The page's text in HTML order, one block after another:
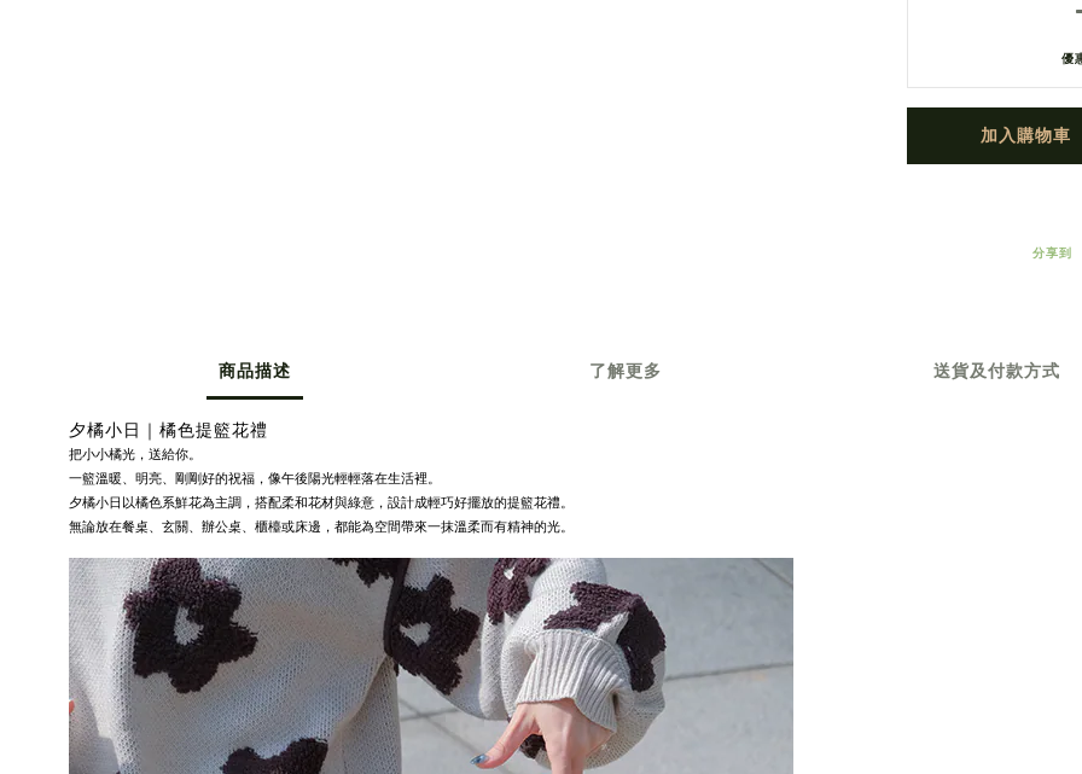
優
加入購物車
分享到
商品描述 了解更多 送貨及付款方式
夕橘小日｜橘色提籃花禮
把小小橘光，送給你。
一籃溫暖、明亮、剛剛好的祝福，像午後陽光輕輕落在生活裡。
夕橘小日以橘色系鮮花為主調，搭配柔和花材與綠意，設計成輕巧好擺放的提籃花禮。
無論放在餐桌、玄關、辦公桌、櫃檯或床邊，都能為空間帶來一抹溫柔而有精神的光。